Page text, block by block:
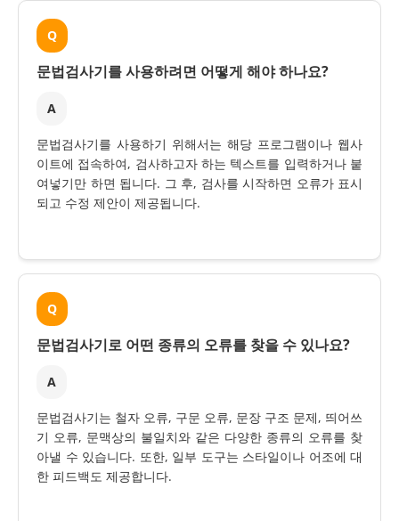
Q
문법검사기를 사용하려면 어떻게 해야 하나요?
A
문법검사기를 사용하기 위해서는 해당 프로그램이나 웹사
이트에 접속하여, 검사하고자 하는 텍스트를 입력하거나 붙
여넣기만 하면 됩니다. 그 후, 검사를 시작하면 오류가 표시
되고 수정 제안이 제공됩니다.
Q
문법검사기로 어떤 종류의 오류를 찾을 수 있나요?
A
문법검사기는 철자 오류, 구문 오류, 문장 구조 문제, 띄어쓰
기 오류, 문맥상의 불일치와 같은 다양한 종류의 오류를 찾
아낼 수 있습니다. 또한, 일부 도구는 스타일이나 어조에 대
한 피드백도 제공합니다.